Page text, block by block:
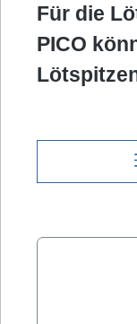
Für die
PICO